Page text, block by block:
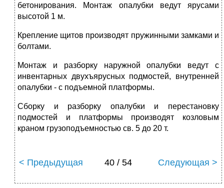
бетонирования. Монтаж опалубки ведут ярусами
высотой 1 м.
Крепление щитов производят пружинными замками и
болтами.
Монтаж и разборку наружной опалубки ведут с
инвентарных двухъярусных подмостей, внутренней
опалубки - с подъемной платформы.
Сборку и разборку опалубки и перестановку
подмостей и платформы производят козловым
краном грузоподъемностью св. 5 до 20 т.
< Предыдущая 40 / 54 Следующая >